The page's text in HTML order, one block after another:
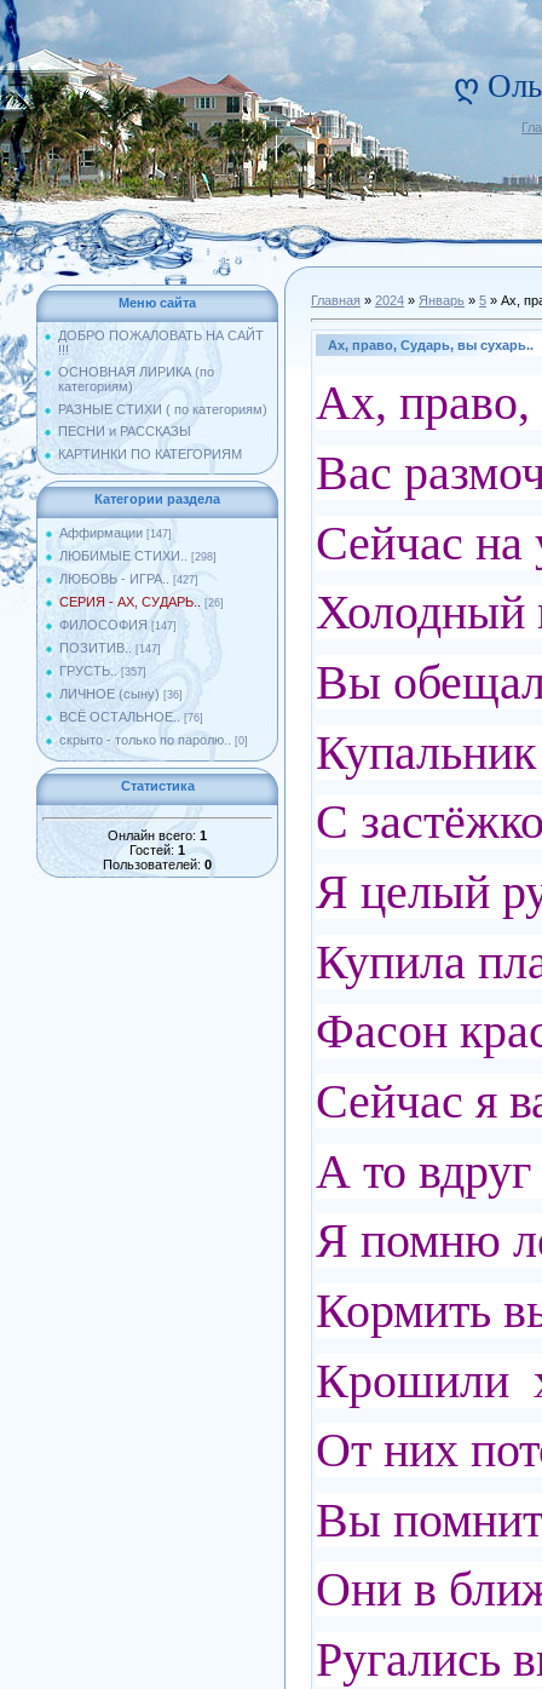
ღ
Меню сайта
ДОБРО ПОЖАЛОВАТЬ НА САЙТ
!!!
ОСНОВНАЯ ЛИРИКА (по
категориям)
РАЗНЫЕ СТИХИ ( по категориям)
ПЕСНИ и РАССКАЗЫ
КАРТИНКИ ПО КАТЕГОРИЯМ
Категории раздела
Аффирмации [147]
ЛЮБИМЫЕ СТИХИ.. [298]
ЛЮБОВЬ - ИГРА.. [427]
СЕРИЯ - АХ, СУДАРЬ.. [26]
ФИЛОСОФИЯ [147]
ПОЗИТИВ.. [147]
ГРУСТЬ.. [357]
ЛИЧНОЕ (сыну) [36]
ВСЁ ОСТАЛЬНОЕ.. [76]
скрыто - только по паролю.. [0]
Статистика
Онлайн всего: 1
Гостей: 1
Пользователей: 0
Главная » 2024 » Январь » 5 » Ах,
Ах, право, Сударь, вы сухарь..
Ах, право,
Вас
Сейчас на
Холодный
Вы
С
Я целый
Купила
Фасон
Сейчас я
А то
Я помню
Кормить
Крошили
От них
Вы
Они в
Ругались